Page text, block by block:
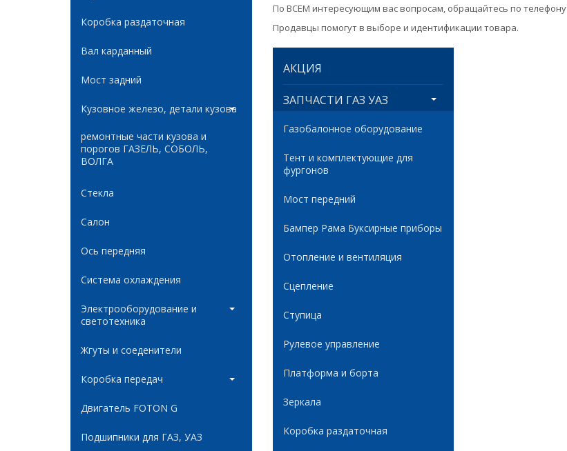
Коробка раздаточная
Вал карданный
Мост задний
Кузовное железо, детали кузова
ремонтные части кузова и
порогов ГАЗЕЛЬ, СОБОЛЬ,
ВОЛГА
Стекла
Салон
Ось передняя
Система охлаждения
Электрооборудование и
светотехника
Жгуты и соеденители
Коробка передач
Двигатель FOTON G
Подшипники для ГАЗ, УАЗ
По ВСЕМ интересующим вас вопросам, обращайтесь по телефону
Продавцы помогут в выборе и идентификации товара.
АКЦИЯ
ЗАПЧАСТИ ГАЗ УАЗ
Газобалонное оборудование
Тент и комплектующие для
фургонов
Мост передний
Бампер Рама Буксирные приборы
Отопление и вентиляция
Сцепление
Ступица
Рулевое управление
Платформа и борта
Зеркала
Коробка раздаточная